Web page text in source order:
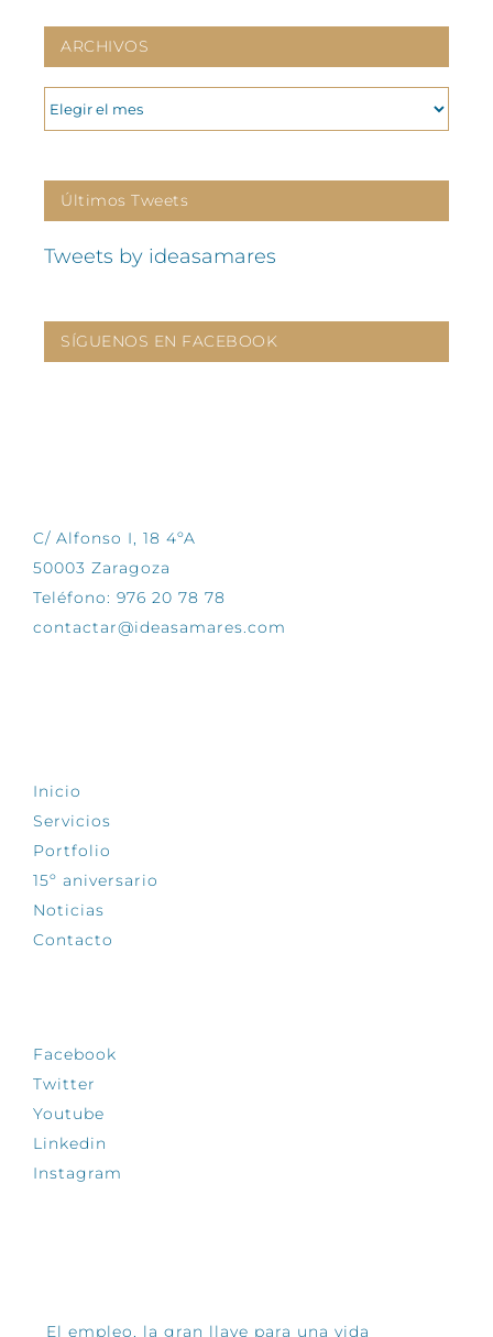
ARCHIVOS
ARCHIVOS
Últimos Tweets
Tweets by ideasamares
SÍGUENOS EN FACEBOOK
C/ Alfonso I, 18 4ºA
50003 Zaragoza
Teléfono: 976 20 78 78
contactar@ideasamares.com
Inicio
Servicios
Portfolio
15º aniversario
Noticias
Contacto
Facebook
Twitter
Youtube
Linkedin
Instagram
El empleo, la gran llave para una vida